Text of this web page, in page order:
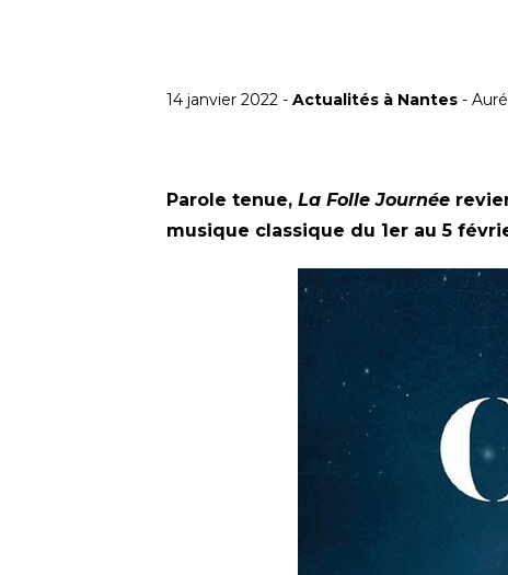
14 janvier 2022 - Actualités à Nantes -
Parole tenue, La Folle Journée
musique classique du 1er au 5